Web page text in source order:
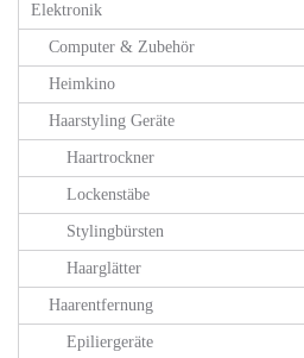
Elektronik
Computer & Zubehör
Heimkino
Haarstyling Geräte
Haartrockner
Lockenstäbe
Stylingbürsten
Haarglätter
Haarentfernung
Epiliergeräte